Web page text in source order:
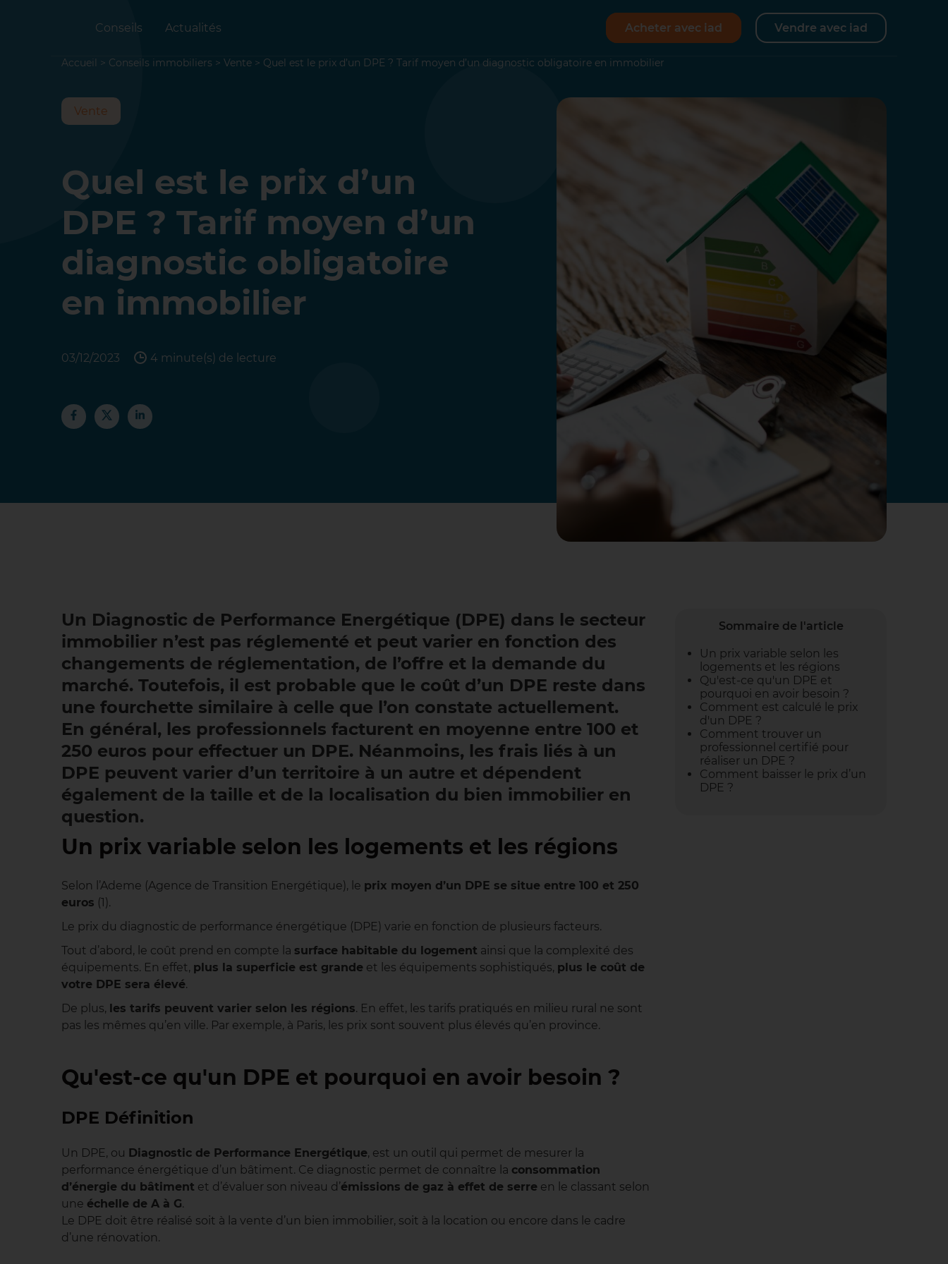
Conseils Actualités Acheter avec iad Vendre avec iad
Accueil > Conseils immobiliers > Vente > Quel est le prix d’un DPE ? Tarif moyen d’un diagnostic obligatoire en immobilier
Quel est le prix d’un
DPE ? Tarif moyen d’un
diagnostic obligatoire
en immobilier
03/12/2023 4 minute(s) de lecture
Vente
Un Diagnostic de Performance Energétique (DPE) dans le secteur
immobilier n’est pas réglementé et peut varier en fonction des
changements de réglementation, de l’offre et la demande du
marché. Toutefois, il est probable que le coût d’un DPE reste dans
une fourchette similaire à celle que l’on constate actuellement.
En général, les professionnels facturent en moyenne entre 100 et
250 euros pour effectuer un DPE. Néanmoins, les frais liés à un
DPE peuvent varier d’un territoire à un autre et dépendent
également de la taille et de la localisation du bien immobilier en
question.
Un prix variable selon les logements et les régions
Selon l’Ademe (Agence de Transition Energétique), le prix moyen d’un DPE se situe entre 100 et 250
euros (1).
Le prix du diagnostic de performance énergétique (DPE) varie en fonction de plusieurs facteurs.
Tout d’abord, le coût prend en compte la surface habitable du logement ainsi que la complexité des
équipements. En effet, plus la superficie est grande et les équipements sophistiqués, plus le coût de
votre DPE sera élevé.
De plus, les tarifs peuvent varier selon les régions. En effet, les tarifs pratiqués en milieu rural ne sont
pas les mêmes qu’en ville. Par exemple, à Paris, les prix sont souvent plus élevés qu’en province.
Qu'est-ce qu'un DPE et pourquoi en avoir besoin ?
DPE Définition
Un DPE, ou Diagnostic de Performance Energétique, est un outil qui permet de mesurer la
performance énergétique d’un bâtiment. Ce diagnostic permet de connaître la consommation
d’énergie du bâtiment et d’évaluer son niveau d’émissions de gaz à effet de serre en le classant selon
une échelle de A à G.
Le DPE doit être réalisé soit à la vente d’un bien immobilier, soit à la location ou encore dans le cadre
d’une rénovation.
Sommaire de l'article
Un prix variable selon les
logements et les régions
Qu'est-ce qu'un DPE et
pourquoi en avoir besoin ?
Comment est calculé le prix
d'un DPE ?
Comment trouver un
professionnel certifié pour
réaliser un DPE ?
Comment baisser le prix d’un
DPE ?